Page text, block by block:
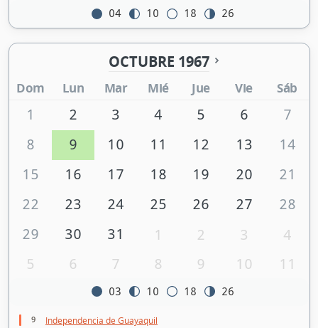
04 10 18 26
OCTUBRE 1967
Dom Lun Mar Mié Jue Vie Sáb
1 2 3 4 5 6
7
8
9 10 11 12 13
14
15
16 17 18 19 20
21
22
23 24 25 26 27
28
29
30 31 1 2 3
4
5
6 7 8 9 10 11
03 10 18 26
9 Independencia de Guayaquil